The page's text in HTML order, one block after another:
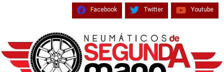
Facebook Twitter Youtube